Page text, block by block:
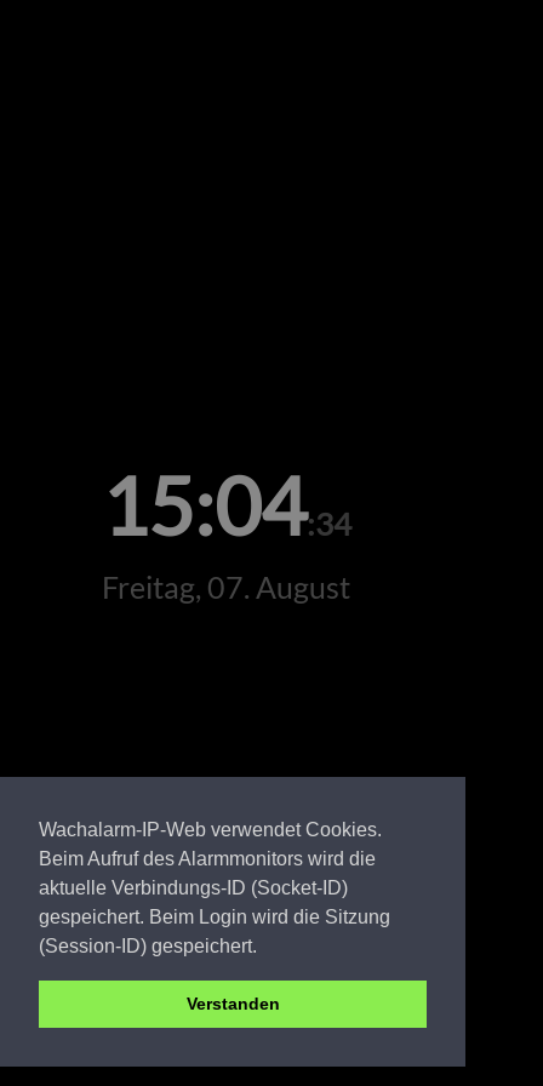
Wachalarm-IP-Web verwendet Cookies.
Beim Aufruf des Alarmmonitors wird die
aktuelle Verbindungs-ID (Socket-ID)
gespeichert. Beim Login wird die Sitzung
(Session-ID) gespeichert.
Verstanden
15:04:34
Freitag, 07. August
BAR FW Klein Ziethen